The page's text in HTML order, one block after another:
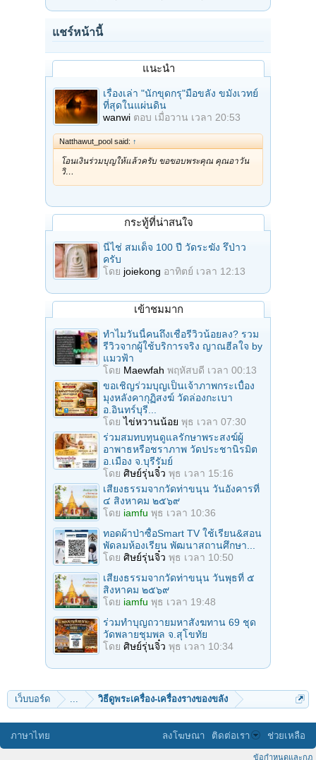
แชร์หน้านี้
แนะนำ
เรื่องเล่า "นักขุดกรุ"มือขลัง ขมังเวทย์
ที่สุดในแผ่นดิน
wanwi ตอบ เมื่อวาน เวลา 20:53
Natthawut_pool said: ↑
โอนเงินร่วมบุญให้แล้วครับ ขอขอบพระคุณ คุณอาวัน
วิ…
กระทู้ที่น่าสนใจ
นี่ไช่ สมเด็จ 100 ปี วัดระฆัง รึป่าว
ครับ
โดย joiekong อาทิตย์ เวลา 12:13
เข้าชมมาก
ทำไมวันนี้คนถึงเชื่อรีวิวน้อยลง? รวม
รีวิวจากผู้ใช้บริการจริง ญาณฮีลใจ by
แมวฟ้า
โดย Maewfah พฤหัสบดี เวลา 00:13
ขอเชิญร่วมบุญเป็นเจ้าภาพกระเบื้อง
มุงหลังคากุฏิสงฆ์ วัดล่องกะเบา
อ.อินทร์บุรี...
โดยไข่หวานน้อย พุธ เวลา 07:30
ร่วมสมทบทุนดูแลรักษาพระสงฆ์ผู้
อาพาธหรือชราภาพ วัดประชานิรมิต
อ.เมือง จ.บุรีรัมย์
โดย ศิษย์รุ่นจิ๋ว พุธ เวลา 15:16
เสียงธรรมจากวัดท่าขนุน วันอังคารที่
๔ สิงหาคม ๒๕๖๙
โดย iamfu พุธ เวลา 10:36
ทอดผ้าป่าซื้อSmart TV ใช้เรียน&สอน
พัดลมห้องเรียน พัฒนาสถานศึกษา...
โดย ศิษย์รุ่นจิ๋ว พุธ เวลา 10:50
เสียงธรรมจากวัดท่าขนุน วันพุธที่ ๕
สิงหาคม ๒๕๖๙
โดย iamfu พุธ เวลา 19:48
ร่วมทําบุญถวายมหาสังฆทาน 69 ชุด
วัดพลายชุมพล จ.สุโขทัย
โดย ศิษย์รุ่นจิ๋ว พุธ เวลา 10:34
เว็บบอร์ด วิธีดูพระเครื่อง-เครื่องรางของขลัง
ภาษาไทย ลงโฆษณา ติดต่อเรา ช่วยเหลือ
ข้อกำหนดและกฎ